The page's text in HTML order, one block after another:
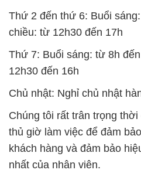
Thứ 2 đến thứ 6: Buổi
chiều: từ 12h30 đến 17h
Thứ 7: Buổi sáng: từ 8h
12h30 đến 16h
Chủ nhật: Nghỉ chủ nhật
Chúng tôi rất trân trọng
thủ giờ làm việc để đảm
khách hàng và đảm bảo
nhất của nhân viên.